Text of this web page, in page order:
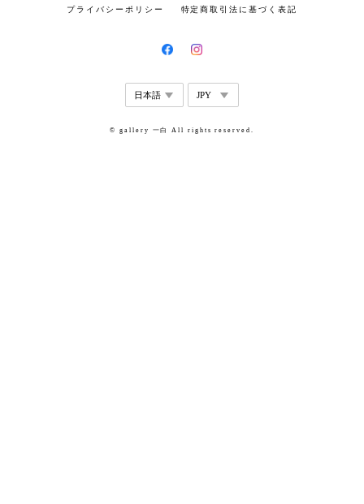
プライバシーポリシー 特定商取引法に基づく表記
© gallery 一白 All rights reserved.